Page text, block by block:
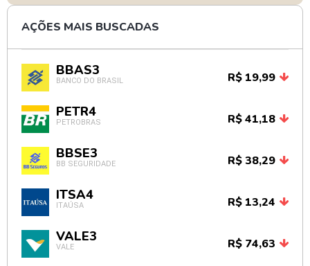
AÇÕES MAIS BUSCADAS
BBAS3
BANCO DO BRASIL R$ 19,99
PETR4
PETROBRAS R$ 41,18
BBSE3
BB SEGURIDADE R$ 38,29
ITSA4
ITAÚSA R$ 13,24
VALE3
VALE R$ 74,63